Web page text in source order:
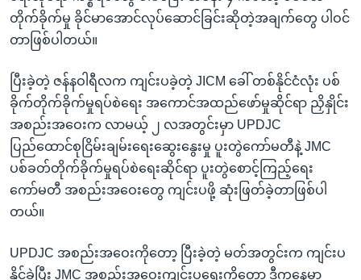
တိုက်ခိုက်မှု ခိုင်မာအောင်လုပ်ဆောင်ခြင်းဆိုတဲ့အချက်တွေ ပါဝင်
တာဖြစ်ပါတယ်။
ပြီးခဲ့တဲ့ ဇန်နဝါရီလက ကျင်းပခဲ့တဲ့ JICM ခေါ် တစ်နိုင်ငံလုံး ပစ်
ခိုက်တိုက်ခိုက်မှုရပ်စဲရေး အကောင်အထည်ဖော်မှုဆိုင်ရာ ညှိနှိုင်း
အစည်းအဝေးက လာမယ့် ၂ လအတွင်းမှာ UPDJC
ပြည်ထောင်စုငြိမ်းချမ်းရေးဆွေးနွေးမှု ပူးတွဲကော်မတီနဲ့ JMC
ပစ်ခတ်တိုက်ခိုက်မှုရပ်စဲရေးဆိုင်ရာ ပူးတွဲစောင့်ကြည့်ရေး
ကော်မတီ အစည်းအဝေးတွေ ကျင်းပဖို့ ဆုံးဖြတ်ခဲ့တာဖြစ်ပါ
တယ်။
UPDJC အစည်းအဝေးကိုတော့ ပြီးခဲ့တဲ့ မတ်အတွင်းက ကျင်းပ
နိုင်ခဲ့ပြီး JMC အစည်းအဝေးကျင်းပရေးကိုတော့ ဒီကနေ့မှာ